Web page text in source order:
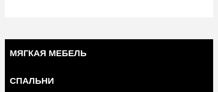
МЯГКАЯ МЕБЕЛЬ
СПАЛЬНИ